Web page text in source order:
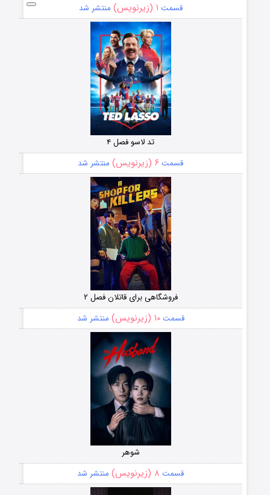
قسمت ۱ (زیرنویس) منتشر شد
تد لاسو فصل ۴
قسمت ۶ (زیرنویس) منتشر شد
فروشگاهی برای قاتلان فصل ۲
قسمت۱۰ (زیرنویس) منتشر شد
شوهر
قسمت ۸ (زیرنویس) منتشر شد